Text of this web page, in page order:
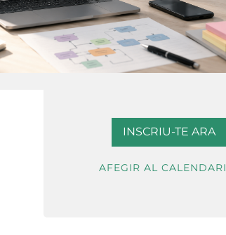
INSCRIU-TE ARA
AFEGIR AL CALENDARI